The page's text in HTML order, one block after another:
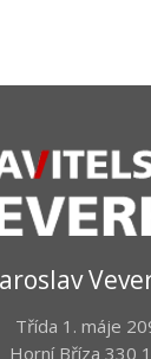
Třída 1. máje
Horní Bříza 330